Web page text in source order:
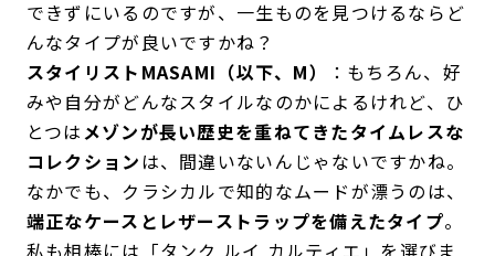
できずにいるのですが、一生ものを見つけるならど
んなタイプが良いですかね？
スタイリストMASAMI（以下、M）
：もちろん、好
みや自分がどんなスタイルなのかによるけれど、ひ
とつはメゾンが長い歴史を重ねてきたタイムレスな
コレクションは、間違いないんじゃないですかね。
なかでも、クラシカルで知的なムードが漂うのは、
端正なケースとレザーストラップを備えたタイプ。
私も相棒には「タンク ルイ カルティエ」を選びま